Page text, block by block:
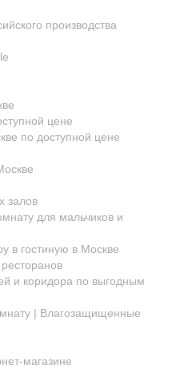
производства
цене
по доступной цене
залов
для мальчиков и
в гостиную в Москве
и коридора по выгодным
| Влагозащищенные
магазине